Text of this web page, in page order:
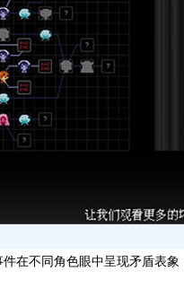
不同角色眼中呈现矛盾表象